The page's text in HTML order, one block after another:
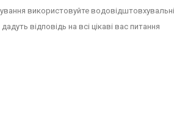
використовуйте
відповідь на всі цікаві вас питання